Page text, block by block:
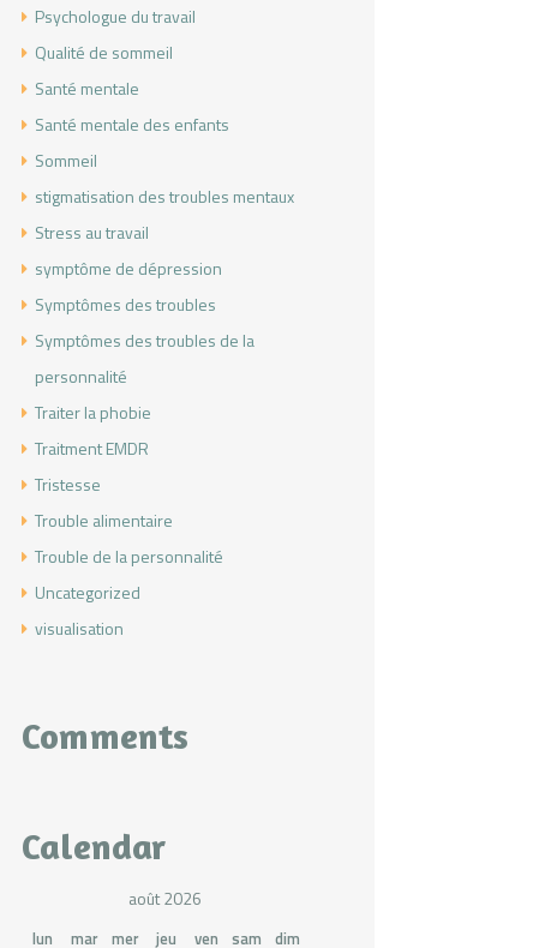
Psychologue du travail
Qualité de sommeil
Santé mentale
Santé mentale des enfants
Sommeil
stigmatisation des troubles mentaux
Stress au travail
symptôme de dépression
Symptômes des troubles
Symptômes des troubles de la
personnalité
Traiter la phobie
Traitment EMDR
Tristesse
Trouble alimentaire
Trouble de la personnalité
Uncategorized
visualisation
Comments
Calendar
août 2026
lun mar mer jeu ven sam dim